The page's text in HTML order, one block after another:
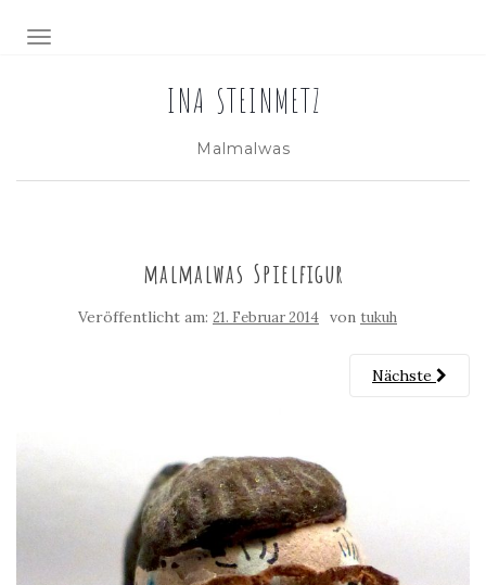
NAVIGATION EIN-/AUSSCHALTEN
INA STEINMETZ
Malmalwas
malmalwas Spielfigur
Veröffentlicht am: 21. Februar 2014 von tukuh
Nächste